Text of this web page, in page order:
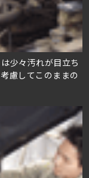
少々汚れが目立ち
慮してこのままの